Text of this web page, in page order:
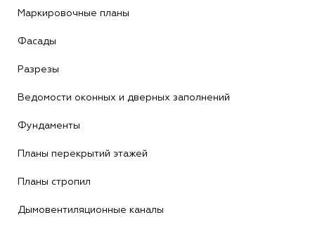
Маркировочные планы
Фасады
Разрезы
Ведомости оконных и дверных заполнений
Фундаменты
Планы перекрытий этажей
Планы стропил
Дымовентиляционные каналы